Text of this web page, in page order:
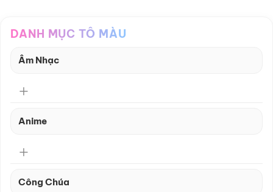
DANH MỤC TÔ MÀU
Âm Nhạc
Anime
Công Chúa